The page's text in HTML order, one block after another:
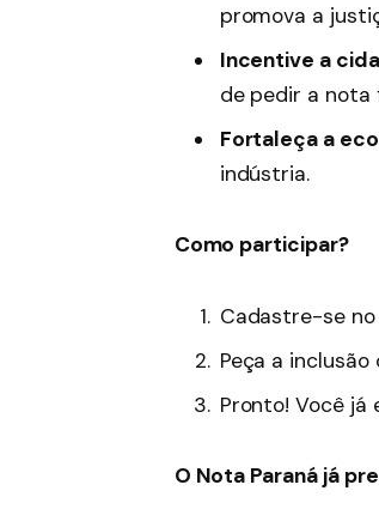
promova a
Incentive a
de pedir a nota
Fortaleça a
indústria.
Como participar?
Cadastre-se
Peça a
Pronto! Você já
O Nota Paraná já